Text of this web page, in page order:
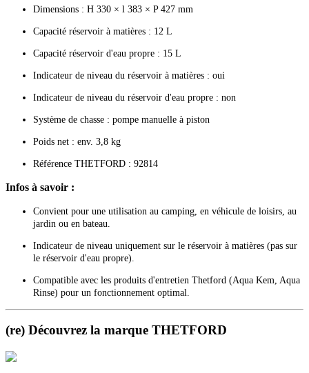
Dimensions : H 330 × l 383 × P 427 mm
Capacité réservoir à matières : 12 L
Capacité réservoir d'eau propre : 15 L
Indicateur de niveau du réservoir à matières : oui
Indicateur de niveau du réservoir d'eau propre : non
Système de chasse : pompe manuelle à piston
Poids net : env. 3,8 kg
Référence THETFORD : 92814
Infos à savoir :
Convient pour une utilisation au camping, en véhicule de loisirs, au
jardin ou en bateau.
Indicateur de niveau uniquement sur le réservoir à matières (pas sur
le réservoir d'eau propre).
Compatible avec les produits d'entretien Thetford (Aqua Kem, Aqua
Rinse) pour un fonctionnement optimal.
(re) Découvrez la marque THETFORD